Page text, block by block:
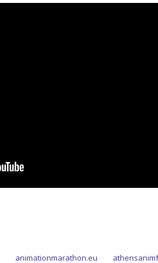
animationmarathon.eu